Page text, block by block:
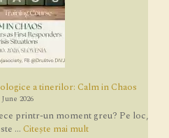
a tinerilor: Calm in Chaos
June 2026
printr-un moment greu? Pe loc,
... Citește mai mult